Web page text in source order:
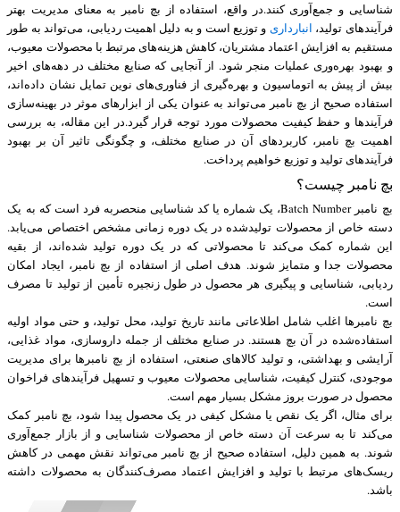
شناسایی و جمع‌آوری کنند.در واقع، استفاده از بچ نامبر به معنای مدیریت بهتر
فرآیندهای تولید، انبارداری و توزیع است و به دلیل اهمیت ردیابی، می‌تواند به طور
مستقیم به افزایش اعتماد مشتریان، کاهش هزینه‌های مرتبط با محصولات معیوب،
و بهبود بهره‌وری عملیات منجر شود. از آنجایی که صنایع مختلف در دهه‌های اخیر
بیش از پیش به اتوماسیون و بهره‌گیری از فناوری‌های نوین تمایل نشان داده‌اند،
استفاده صحیح از بچ نامبر می‌تواند به عنوان یکی از ابزارهای موثر در بهینه‌سازی
فرآیندها و حفظ کیفیت محصولات مورد توجه قرار گیرد.در این مقاله، به بررسی
اهمیت بچ نامبر، کاربردهای آن در صنایع مختلف، و چگونگی تاثیر آن بر بهبود
فرآیندهای تولید و توزیع خواهیم پرداخت.
بچ نامبر چیست؟
بچ نامبر Batch Number، یک شماره یا کد شناسایی منحصربه ‌فرد است که به یک
دسته خاص از محصولات تولیدشده در یک دوره زمانی مشخص اختصاص می‌یابد.
این شماره کمک می‌کند تا محصولاتی که در یک دوره تولید شده‌اند، از بقیه
محصولات جدا و متمایز شوند. هدف اصلی از استفاده از بچ نامبر، ایجاد امکان
ردیابی، شناسایی و پیگیری هر محصول در طول زنجیره تأمین از تولید تا مصرف
است.
بچ نامبرها اغلب شامل اطلاعاتی مانند تاریخ تولید، محل تولید، و حتی مواد اولیه
استفاده‌شده در آن بچ هستند. در صنایع مختلف از جمله داروسازی، مواد غذایی،
آرایشی و بهداشتی، و تولید کالاهای صنعتی، استفاده از بچ نامبرها برای مدیریت
موجودی، کنترل کیفیت، شناسایی محصولات معیوب و تسهیل فرآیندهای فراخوان
محصول در صورت بروز مشکل بسیار مهم است.
برای مثال، اگر یک نقص یا مشکل کیفی در یک محصول پیدا شود، بچ نامبر کمک
می‌کند تا به سرعت آن دسته خاص از محصولات شناسایی و از بازار جمع‌آوری
شوند. به همین دلیل، استفاده صحیح از بچ نامبر می‌تواند نقش مهمی در کاهش
ریسک‌های مرتبط با تولید و افزایش اعتماد مصرف‌کنندگان به محصولات داشته
باشد.